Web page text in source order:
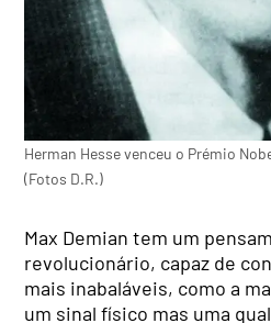
Herman Hesse venceu o Prémio
(Fotos D.R.)
Max Demian tem um
revolucionário, capaz de
mais inabaláveis, como a
um sinal físico mas uma